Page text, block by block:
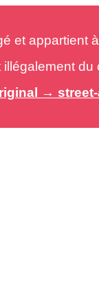
et appartient à
illégalement du
→